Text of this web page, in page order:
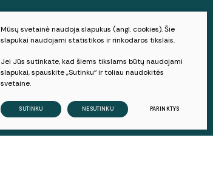
Sukurta:TEXUS
Mūsų svetainė naudoja slapukus (angl. cookies). Šie
slapukai naudojami statistikos ir rinkodaros tikslais.
Jei Jūs sutinkate, kad šiems tikslams būtų naudojami
slapukai, spauskite „Sutinku“ ir toliau naudokitės
svetaine.
SUTINKU NESUTINKU PARINKTYS